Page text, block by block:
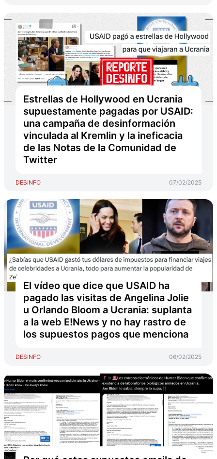
Estrellas de Hollywood en Ucrania
supuestamente pagadas por USAID:
una campaña de desinformación
vinculada al Kremlin y la ineficacia
de las Notas de la Comunidad de
Twitter
DESINFO 07/02/2025
El vídeo que dice que USAID ha
pagado las visitas de Angelina Jolie
u Orlando Bloom a Ucrania: suplanta
a la web E!News y no hay rastro de
los supuestos pagos que menciona
DESINFO 06/02/2025